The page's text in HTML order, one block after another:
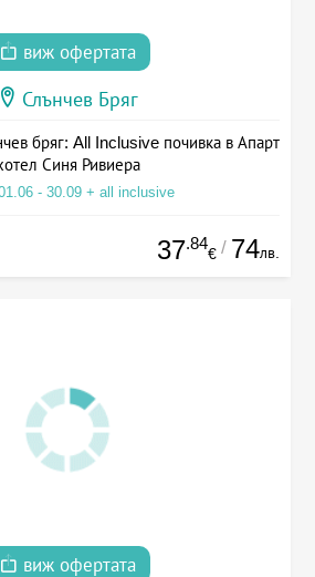
виж офертата
Слънчев Бряг
бряг: All Inclusive почивка в Апарт
Синя Ривиера
- 30.09 + all inclusive
37.84
€ / 74лв.
виж офертата